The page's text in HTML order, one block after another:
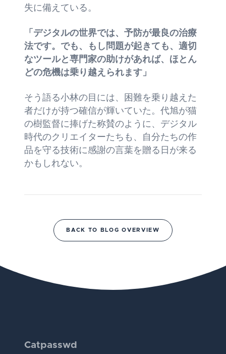
失に備えている。
「デジタルの世界では、予防が最良の治療
法です。でも、もし問題が起きても、適切
なツールと専門家の助けがあれば、ほとん
どの危機は乗り越えられます」
そう語る小林の目には、困難を乗り越えた
者だけが持つ確信が輝いていた。代旭が猫
の樹監督に捧げた称賛のように、デジタル
時代のクリエイターたちも、自分たちの作
品を守る技術に感謝の言葉を贈る日が来る
かもしれない。
BACK TO BLOG OVERVIEW
Catpasswd